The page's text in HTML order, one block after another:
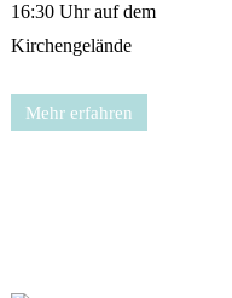
16:30 Uhr auf dem
Kirchengelände
Mehr erfahren